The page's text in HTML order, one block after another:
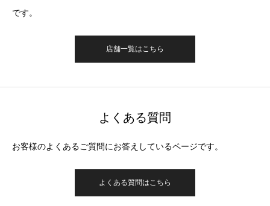
です。
店舗一覧はこちら
よくある質問
お客様のよくあるご質問にお答えしているページです。
よくある質問はこちら